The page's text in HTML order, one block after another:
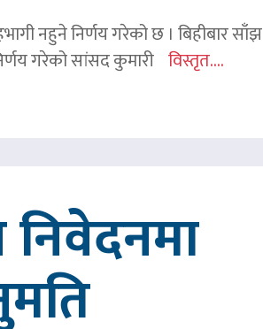
नहुने निर्णय गरेको छ । बिहीबार साँझ
गरेको सांसद कुमारी विस्तृत....